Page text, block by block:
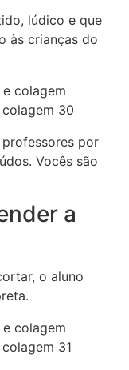
lúdico e que
às crianças do
30
por
Vocês são
a
o aluno
31